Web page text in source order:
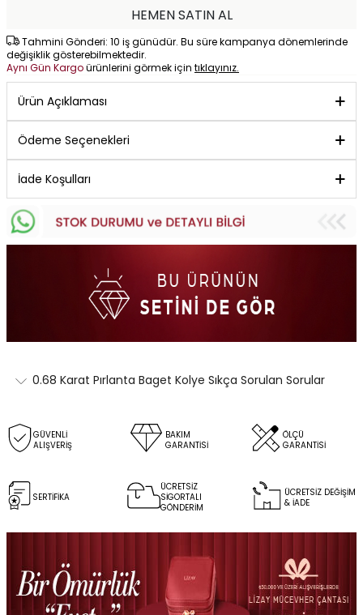
HEMEN SATIN AL
Tahmini Gönderi: 10 iş günüdür. Bu süre kampanya dönemlerinde
değişiklik gösterebilmektedir.
Aynı Gün Kargoürünlerini görmek için tıklayınız.
Ürün Açıklaması
Ödeme Seçenekleri
İade Koşulları
0.68 Karat Pırlanta Baget Kolye Sıkça Sorulan Sorular
GÜVENLİ
ALIŞVERİŞ
BAKIM
GARANTİSİ
ÖLÇÜ
GARANTİSİ
SERTİFİKA
ÜCRETSİZ
SİGORTALI
GÖNDERİM
ÜCRETSİZ DEĞİŞİM
& İADE